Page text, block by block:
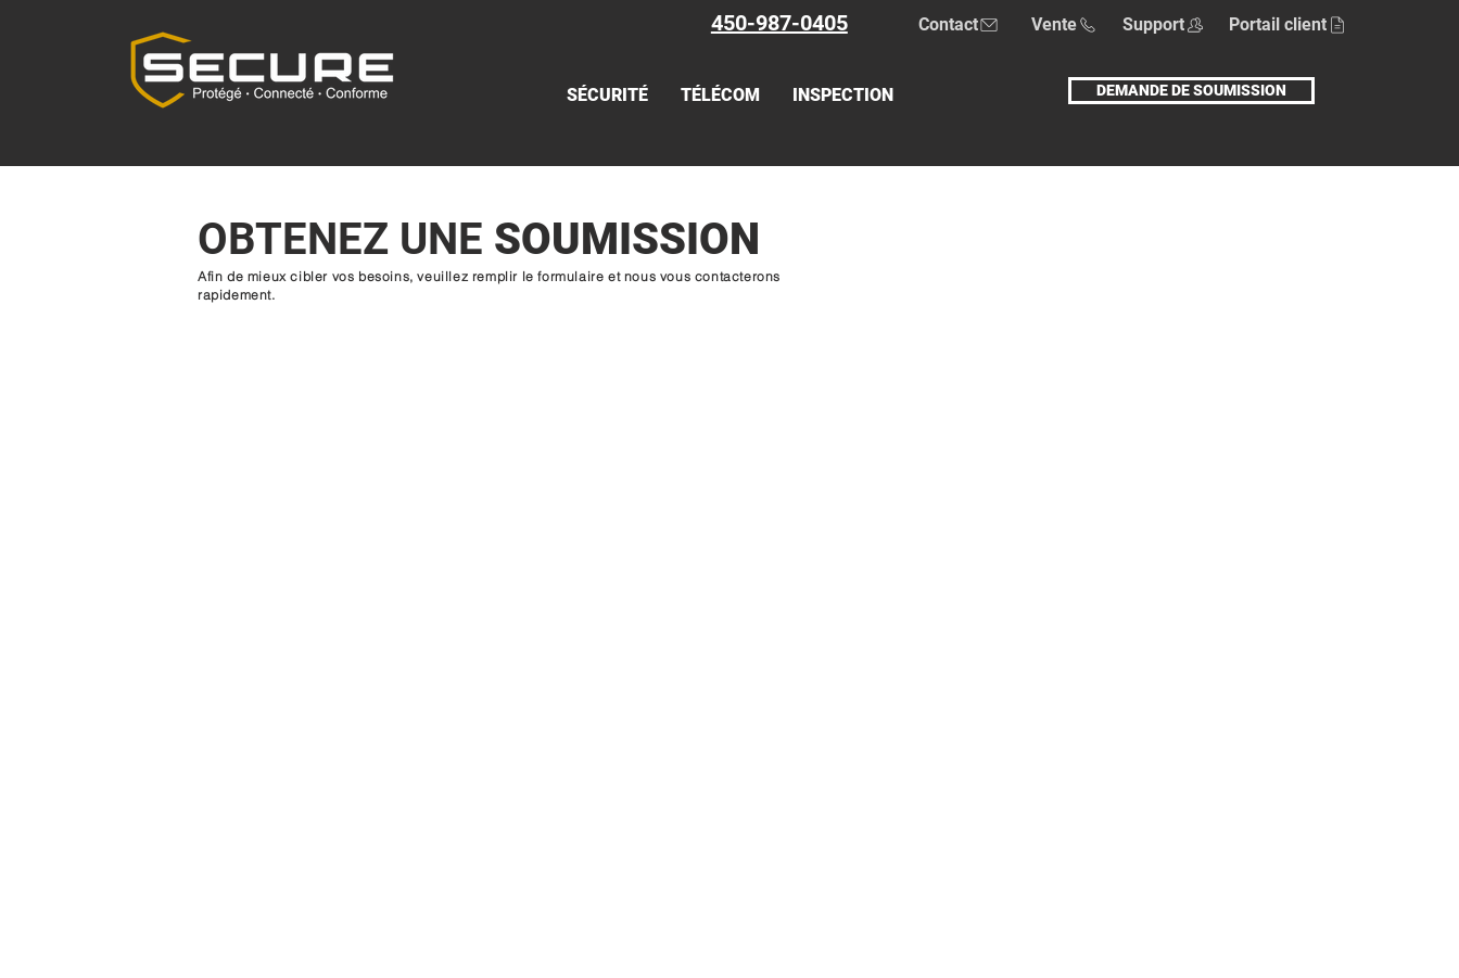
450-987-0405 Contact Vente Support Portail client
SÉCURITÉ TÉLÉCOM INSPECTION DEMANDE DE SOUMISSION
OBTENEZ UNE SOUMISSION
Afin de mieux cibler vos besoins, veuillez remplir le formulaire et nous vous contacterons
rapidement.